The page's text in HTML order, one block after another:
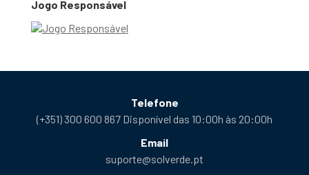
Jogo Responsável
Telefone
(+351) 300 600 867 Disponível das 10:00h às 20:00h
Email
suporte@solverde.pt